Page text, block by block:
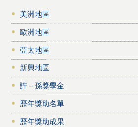
美洲地區
歐洲地區
亞太地區
新興地區
許－孫獎學金
歷年獎助名單
歷年獎助成果